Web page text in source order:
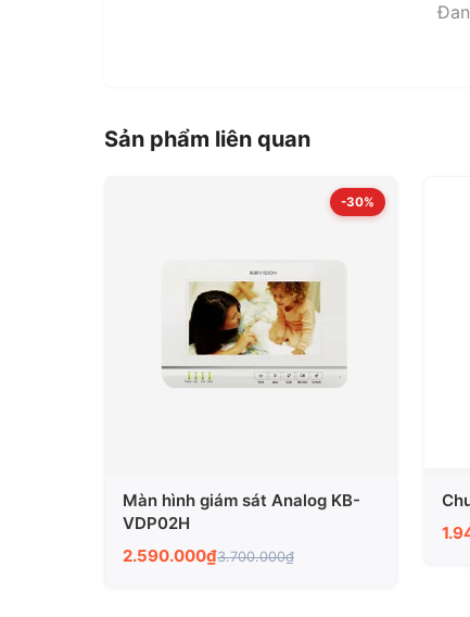
Sản phẩm liên quan
-30%
Màn hình giám sát Analog KB-
VDP02H
2.590.000₫3.700.000₫